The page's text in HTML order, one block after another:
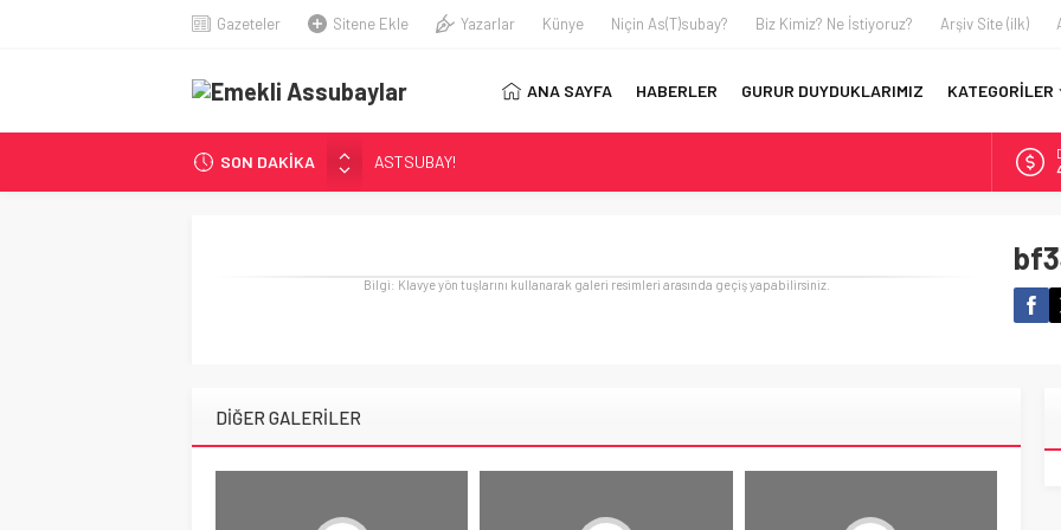
Gazeteler Sitene Ekle Yazarlar Künye Niçin As(T)subay? Biz Kimiz? Ne İstiyoruz? Arşiv Site (ilk)
ANA SAYFA HABERLER GURUR DUYDUKLARIMIZ KATEGORİLER
SON DAKİKA
ASTSUBAY!
Kayıp Asker Sınıfı-2
Bilgi: Klavye yön tuşlarını kullanarak galeri resimleri arasında geçiş yapabilirsiniz.
DİĞER GALERİLER